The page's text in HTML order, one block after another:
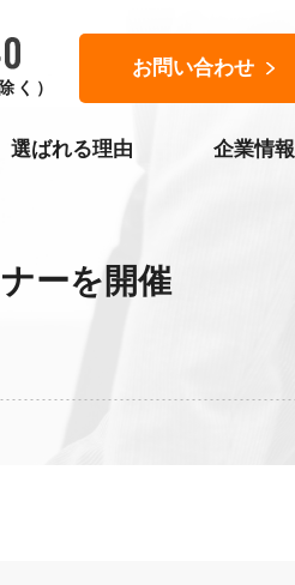
く）
お問い合わせ
選ばれる理由 企業情報
ーを開催